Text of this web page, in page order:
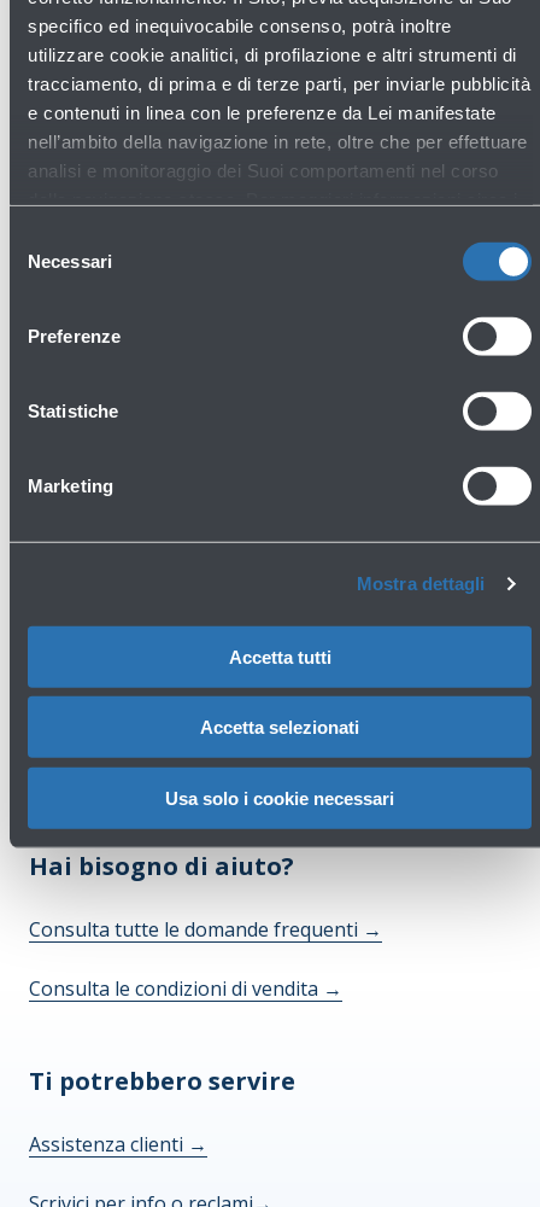
specifico ed inequivocabile consenso, potrà inoltre
utilizzare cookie analitici, di profilazione e altri strumenti di
tracciamento, di prima e di terze parti, per inviarle pubblicità
e contenuti in linea con le preferenze da Lei manifestate
nell’ambito della navigazione in rete, oltre che per effettuare
analisi e monitoraggio dei Suoi comportamenti nel corso
La preghiamo di consultare l'
delNecessari
Preferenze
Statistiche
Marketing
Mostra dettagli
Accetta tutti
Accetta selezionati
Usa solo i cookie necessari
Scopri gli altri servizi
Hai bisogno di aiuto?
Consulta tutte le domande frequenti →
Consulta le condizioni di vendita →
Ti potrebbero servire
Assistenza clienti →